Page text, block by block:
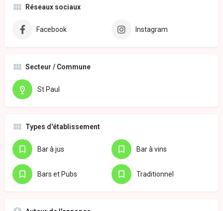
Réseaux sociaux
Facebook Instagram
Secteur / Commune
St Paul
Types d'établissement
Bar à jus Bar à vins
Bars et Pubs Traditionnel